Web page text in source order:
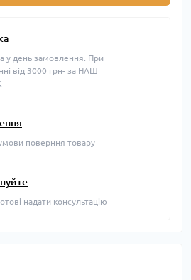
у день замовлення. При
від 3000 грн- за НАШ
поверння товару
надати консультацію